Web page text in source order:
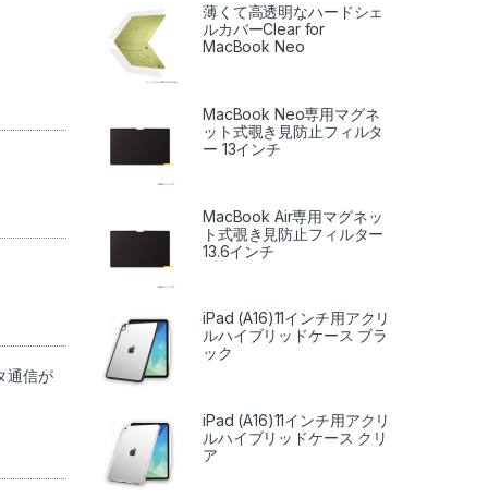
通信が
薄くて高透明なハードシェ
ルカバーClear for
MacBook Neo
MacBook Neo専用マグネ
ット式覗き見防止フィルタ
ー 13インチ
MacBook Air専用マグネッ
ト式覗き見防止フィルター
13.6インチ
iPad (A16)11インチ用アクリ
ルハイブリッドケース ブラ
ック
iPad (A16)11インチ用アクリ
ルハイブリッドケース クリ
ア